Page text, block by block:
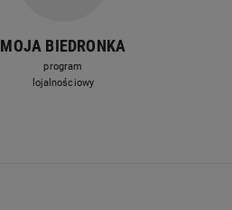
MOJA BIEDRONKA
program
lojalnościowy